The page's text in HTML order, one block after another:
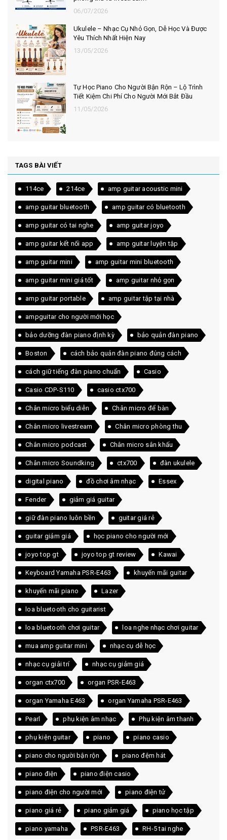
06/07/2026
Ukulele – Nhạc Cụ Nhỏ Gọn, Dễ Học Và Được
Yêu Thích Nhất Hiện Nay
13/05/2026
Tự Học Piano Cho Người Bận Rộn – Lộ Trình
Tiết Kiệm Chi Phí Cho Người Mới Bắt Đầu
11/05/2026
TAGS BÀI VIẾT
114ce 214ce amp guitar acoustic mini
amp guitar bluetooth amp guitar có bluetooth
amp guitar có tai nghe amp guitar joyo
amp guitar kết nối app amp guitar luyện tập
amp guitar mini amp guitar mini bluetooth
amp guitar mini giá tốt amp guitar nhỏ gọn
amp guitar portable amp guitar tập tại nhà
ampguitar cho người mới học
bảo dưỡng đàn piano định kỳ bảo quản đàn piano
Boston cách bảo quản đàn piano đúng cách
cách giữ tiếng đàn piano chuẩn Casio
Casio CDP-S110 casio ctx700
Chân micro biểu diễn Chân micro để bàn
Chân micro livestream Chân micro phòng thu
Chân micro podcast Chân micro sân khấu
Chân micro Soundking ctx700 đàn ukulele
digital piano đồ chơi âm nhạc Essex
Fender giảm giá guitar
giữ đàn piano luôn bền guitar giá rẻ
guitar giảm giá học piano cho người mới
joyo top gt joyo top gt review Kawai
Keyboard Yamaha PSR-E463 khuyến mãi guitar
khuyến mãi piano Lazer
loa bluetooth cho guitarist
loa bluetooth chơi guitar loa nghe nhạc chơi guitar
mua amp guitar mini nhạc cụ dễ học
nhạc cụ giải trí nhạc cụ giảm giá
organ ctx700 organ PSR-E463
organ Yamaha E463 organ Yamaha PSR-E463
Pearl phụ kiện âm nhạc Phụ kiện âm thanh
phụ kiện guitar piano piano casio
piano cho người bận rộn piano đệm hát
piano điện piano điện casio
piano điện cho người mới piano điện tử
piano giá rẻ piano giảm giá piano học tập
piano yamaha PSR-E463 RH-5 tai nghe